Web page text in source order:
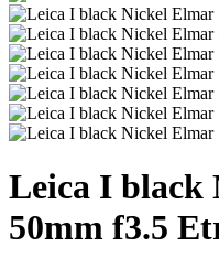
Leica I black
50mm f3.5